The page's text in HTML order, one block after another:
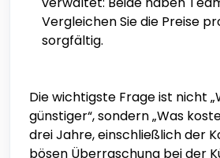
Vergleichen Sie die Preise
sorgfältig.
Die wichtigste Frage ist nicht
günstiger“, sondern „Was
drei Jahre, einschließlich der
bösen Überraschung bei der